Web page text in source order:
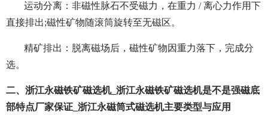
运动分离：非磁性脉石不受磁力，在重力 / 离心力作用下
直接排出;磁性矿物随滚筒旋转至无磁区。
精矿排出：脱离磁场后，磁性矿物因重力落下，完成分
选。
二、浙江永磁铁矿磁选机_浙江永磁铁矿磁选机是不是强磁底
部特点厂家保证_浙江永磁筒式磁选机主要类型与应用